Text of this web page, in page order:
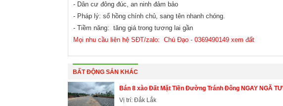
- Dân cư đông đúc, an ninh đảm bảo
- Pháp lý: sổ hồng chính chủ, sang tên nhanh chóng.
- Tiềm năng: tăng giá trong tương lai gần
Mọi nhu cầu liên hệ SĐT/zalo: Chú Đạo - 0369490149 xem đất
BẤT ĐỘNG SẢN KHÁC
Bán 8 xào Đất Mặt Tiền Đường Tránh Đông NGAY NGÃ
Vị trí: Đắk Lắk